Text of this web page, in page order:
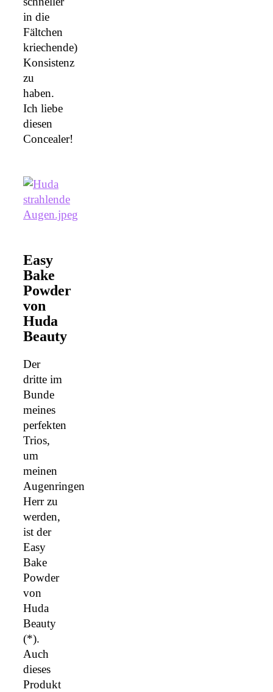
in die
Fältchen
kriechende)
Konsistenz
zu
haben.
Ich liebe
diesen
Concealer!
Easy
Bake
Powder
von
Huda
Beauty
Der
dritte im
Bunde
meines
perfekten
Trios,
um
meinen
Augenringen
Herr zu
werden,
ist der
Easy
Bake
Powder
von
Huda
Beauty
(*).
Auch
dieses
Produkt